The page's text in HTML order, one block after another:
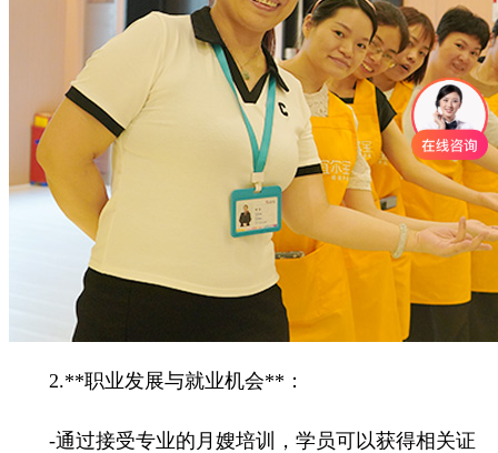
2.**职业发展与就业机会**：
-通过接受专业的月嫂培训，学员可以获得相关证